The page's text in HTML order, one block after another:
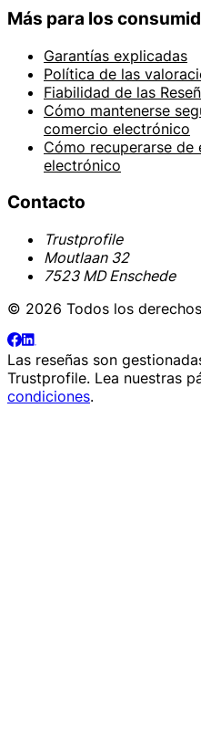
Más para los
Garantías explicadas
Política de las
Fiabilidad de las
Cómo mantenerse
comercio electrónico
Cómo recuperarse de
electrónico
Contacto
Trustprofile
Moutlaan 32
7523 MD Enschede
© 2026 Todos los
Las reseñas son
Trustprofile. Lea nuestras
condiciones.